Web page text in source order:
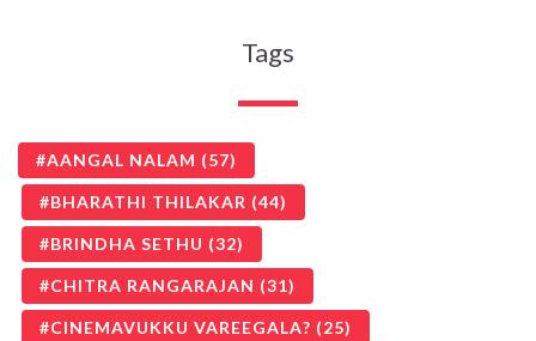
Tags
AANGAL NALAM (57)
BHARATHI THILAKAR (44)
BRINDHA SETHU (32)
CHITRA RANGARAJAN (31)
CINEMAVUKKU VAREEGALA? (25)